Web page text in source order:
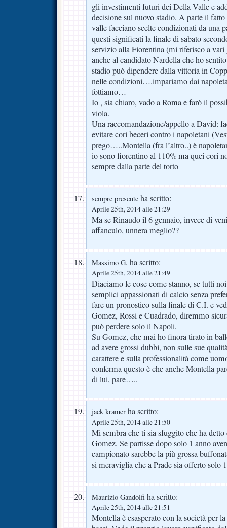
gli investimenti futuri dei Della Valle e
decisione sul nuovo stadio. A parte il
valle facciano scelte condizionati da una
questi significati la finale di sabato
servizio alla Fiorentina (mi riferisco a
anche al candidato Nardella che ho
stadio può dipendere dalla vittoria in
nelle condizioni….impariamo dai
fottiamo…
Io , sia chiaro, vado a Roma e farò il
viola.
Una raccomandazione/appello a David:
evitare cori beceri contro i napoletani
prego…..Montella (fra l’altro..) è
io sono fiorentino al 110% ma quei cori
sempre dalla parte del torto
sempre presente ha scritto:
Aprile 25th, 2014 alle 21:29
Ma se Rinaudo il 6 gennaio, invece di
affanculo, unnera meglio??
Massimo G. ha scritto:
Aprile 25th, 2014 alle 21:49
Diaciamo le cose come stanno, se tutti
semplici appassionati di calcio senza
fare un pronostico sulla finale di C.I. e
Gomez, Rossi e Cuadrado, diremmo
può perdere solo il Napoli.
Su Gomez, che mai ho finora tirato in
ad avere grossi dubbi, non sulle sue
carattere e sulla professionalità come
conferma questo è che anche Montella
di lui, pare…..
jack kramer ha scritto:
Aprile 25th, 2014 alle 21:50
Mi sembra che ti sia sfuggito che ha
Gomez. Se partisse dopo solo 1 anno
campionato sarebbe la più grossa
si meraviglia che a Prade sia offerto solo
Maurizio Gandolfi ha scritto:
Aprile 25th, 2014 alle 21:51
Montella è esasperato con la società per